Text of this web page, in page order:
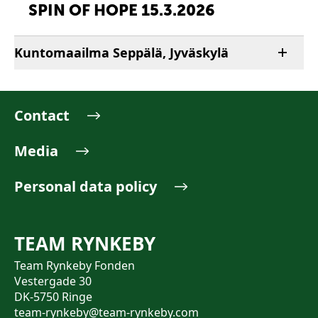
SPIN OF HOPE 15.3.2026
Kuntomaailma Seppälä, Jyväskylä
Contact
Media
Personal data policy
TEAM RYNKEBY
Team Rynkeby Fonden
Vestergade 30
DK-5750 Ringe
team-rynkeby@team-rynkeby.com